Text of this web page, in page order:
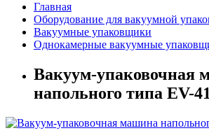
Главная
Оборудование для вакуумной
Вакуумные упаковщики
Однокамерные вакуумные
Вакуум-упаковочная
напольного типа EV-